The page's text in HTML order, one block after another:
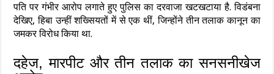
पति पर गंभीर आरोप लगाते हुए पुलिस का दरवाजा खटखटाया है. विडंबना
देखिए, हिबा उन्हीं शख्सियतों में से एक थीं, जिन्होंने तीन तलाक कानून का
जमकर विरोध किया था.
दहेज, मारपीट और तीन तलाक का सनसनीखेज